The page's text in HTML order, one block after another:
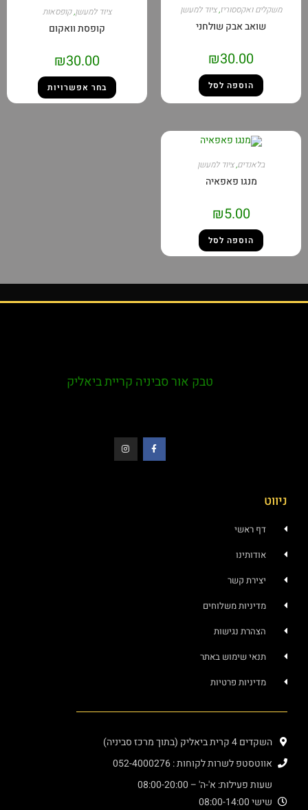
משקלים ואקססוריז,ציוד למעשן
שואב אבק שולחני
₪30.00
הוספה לסל
ציוד למעשן,קופסאות
קופסת וואקום
₪30.00
בחר אפשרויות
בלאנדים,ציוד למעשן
מנגו פאפאיה
₪5.00
הוספה לסל
טבק אור סביניה קריית ביאליק
ניווט
דף ראשי
אודותינו
יצירת קשר
מדיניות משלוחים
הצהרת נגישות
תנאי שימוש באתר
מדיניות פרטיות
השקדים 4 קרית ביאליק (בתוך מרכז סביניה)
אווטסטפ לשרות לקוחות : 052-4000276
שעות פעילות: א'-ה' – 08:00-20:00
שישי 08:00-14:00